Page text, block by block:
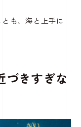
も、海と上手に
づきすぎな